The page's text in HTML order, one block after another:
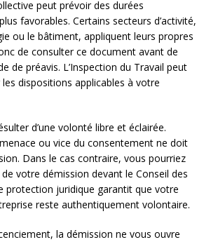
peut prévoir des durées
favorables. Certains secteurs d’activité,
ou le bâtiment, appliquent leurs propres
de consulter ce document avant de
de préavis. L’Inspection du Travail peut
dispositions applicables à votre
d’une volonté libre et éclairée.
ou vice du consentement ne doit
Dans le cas contraire, vous pourriez
votre démission devant le Conseil des
protection juridique garantit que votre
reste authentiquement volontaire.
la démission ne vous ouvre